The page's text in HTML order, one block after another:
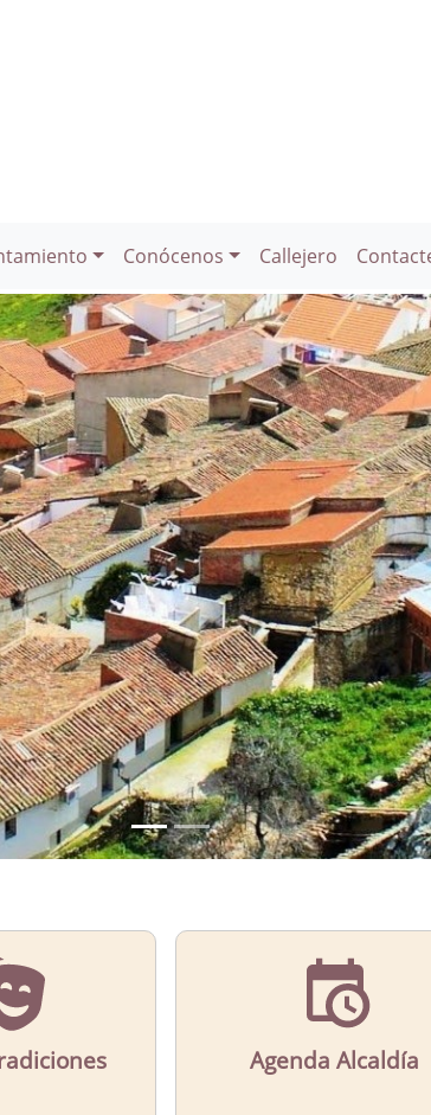
Conócenos Callejero
Agenda Alcaldía